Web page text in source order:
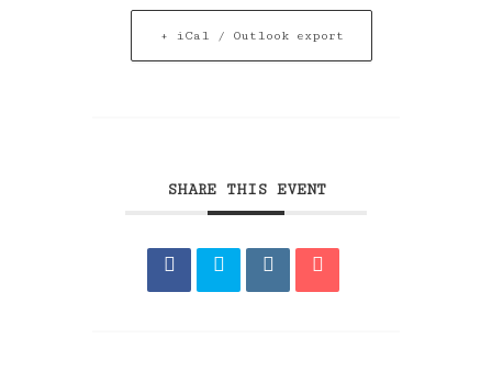
+ iCal / Outlook export
SHARE THIS EVENT